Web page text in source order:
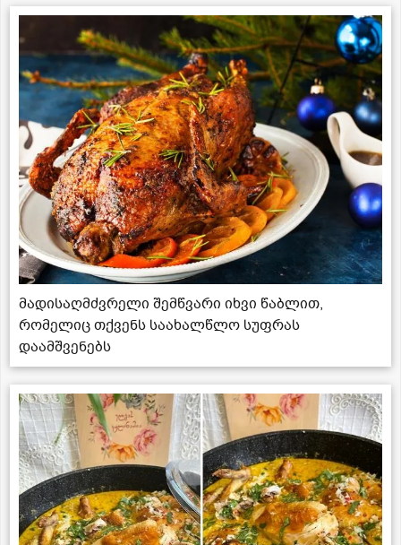
მადისაღმძვრელი შემწვარი იხვი წაბლით,
რომელიც თქვენს საახალწლო სუფრას
დაამშვენებს